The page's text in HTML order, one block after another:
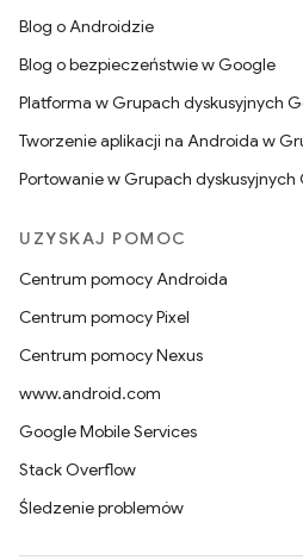
Blog o Androidzie
Blog o bezpieczeństwie w Google
Platforma w Grupach dyskusyjnych
Tworzenie aplikacji na Androida w
Portowanie w Grupach dyskusyjnych
UZYSKAJ POMOC
Centrum pomocy Androida
Centrum pomocy Pixel
Centrum pomocy Nexus
www.android.com
Google Mobile Services
Stack Overflow
Śledzenie problemów